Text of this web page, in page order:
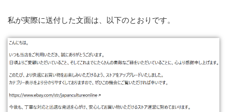
私が実際に送付した文面は、以下のとおりです。